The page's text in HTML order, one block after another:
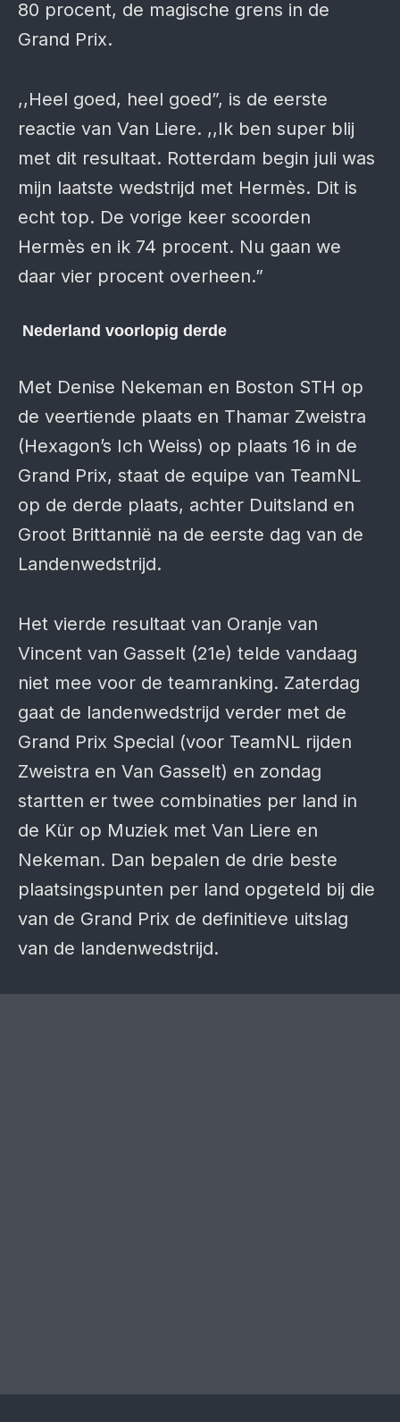
80 procent, de magische grens in de
Grand Prix.
,,Heel goed, heel goed”, is de eerste
reactie van Van Liere. ,,Ik ben super blij
met dit resultaat. Rotterdam begin juli was
mijn laatste wedstrijd met Hermès. Dit is
echt top. De vorige keer scoorden
Hermès en ik 74 procent. Nu gaan we
daar vier procent overheen.”
Nederland voorlopig derde
Met Denise Nekeman en Boston STH op
de veertiende plaats en Thamar Zweistra
(Hexagon’s Ich Weiss) op plaats 16 in de
Grand Prix, staat de equipe van TeamNL
op de derde plaats, achter Duitsland en
Groot Brittannië na de eerste dag van de
Landenwedstrijd.
Het vierde resultaat van Oranje van
Vincent van Gasselt (21e) telde vandaag
niet mee voor de teamranking. Zaterdag
gaat de landenwedstrijd verder met de
Grand Prix Special (voor TeamNL rijden
Zweistra en Van Gasselt) en zondag
startten er twee combinaties per land in
de Kür op Muziek met Van Liere en
Nekeman. Dan bepalen de drie beste
plaatsingspunten per land opgeteld bij die
van de Grand Prix de definitieve uitslag
van de landenwedstrijd.